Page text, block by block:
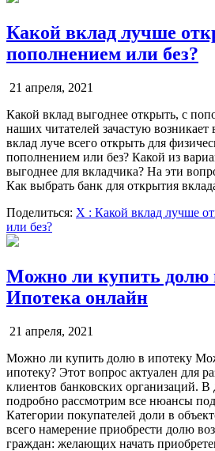
Какой вклад лучше
пополнением или без?
21 апреля, 2021
Какой вклад выгоднее открыть, с
наших читателей зачастую
вклад луче всего открыть для
пополнением или без? Какой из
выгоднее для вкладчика? На эти
Как выбрать банк для открытия
Поделиться: X : Какой вклад лучше
или без?
Можно ли купить долю
Ипотека онлайн
21 апреля, 2021
Можно ли купить долю в ипотеку
ипотеку? Этот вопрос актуален для
клиентов банковских организаций. В
подробно рассмотрим все нюансы
Категории покупателей доли в
всего намерение приобрести долю
граждан: желающих начать